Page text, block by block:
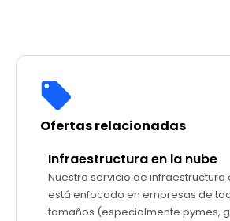
Ofertas relacionadas
Infraestructura en la nube
Nuestro servicio de infraestructura
está enfocado en empresas de
tamaños (especialmente pymes,